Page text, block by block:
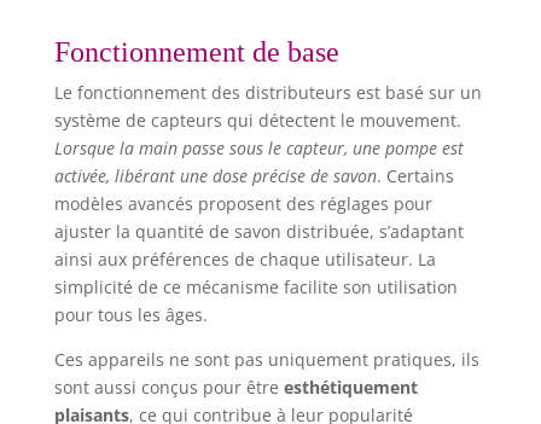
CONTACT】 Distributeur savon salle de bain
capteur de mouvement haute précision intégré,
vous approchez la main. Fonctionnement sans
contact pour éviter toute contamination croisée.
Plus hygiénique que les distributeurs manuels
pour la maison et les locaux professionnels, sans
résidus d’eau ou de saleté. 【UTILISATION
POLYVALENTE DANS TOUS LES ESPACES】
Distributeur savon mural compatible avec savon
moussant, gel douche, nettoyant visage et autres
produits moussants. Convient aux salles de bain,
cuisines, bureaux, hôtels et écoles maternelles.
vous rencontrez des problèmes, n'hésitez pas à
nous contacter et nous résoudrons le problème
dans les 24 heures. KORVORIA s'engage à faire en
d'achat agréable.
Fonctionnement de base
Le fonctionnement des distributeurs est basé sur un
système de capteurs qui détectent le mouvement.
Lorsque la main passe sous le capteur, une pompe est
activée, libérant une dose précise de savon. Certains
modèles avancés proposent des réglages pour
ajuster la quantité de savon distribuée, s’adaptant
ainsi aux préférences de chaque utilisateur. La
simplicité de ce mécanisme facilite son utilisation
pour tous les âges.
Ces appareils ne sont pas uniquement pratiques, ils
sont aussi conçus pour être esthétiquement
plaisants, ce qui contribue à leur popularité